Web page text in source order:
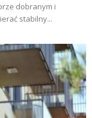
dobranym i
stabilny...